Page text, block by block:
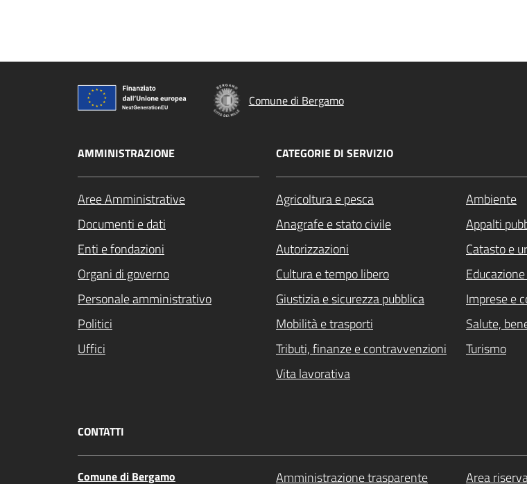
Comune di Bergamo
AMMINISTRAZIONE
Aree Amministrative
Documenti e dati
Enti e fondazioni
Organi di governo
Personale amministrativo
Politici
Uffici
CATEGORIE DI SERVIZIO
Agricoltura e pesca
Ambiente
Anagrafe e stato civile
Appalti
Autorizzazioni
Catasto e
Cultura e tempo libero
Giustizia e sicurezza pubblica
Imprese e
Mobilità e trasporti
Salute,
Tributi, finanze e contravvenzioni
Turismo
Vita lavorativa
CONTATTI
Comune di Bergamo Amministrazione trasparente Area